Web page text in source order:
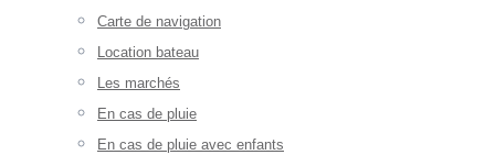
Carte de navigation
Location bateau
Les marchés
En cas de pluie
En cas de pluie avec enfants